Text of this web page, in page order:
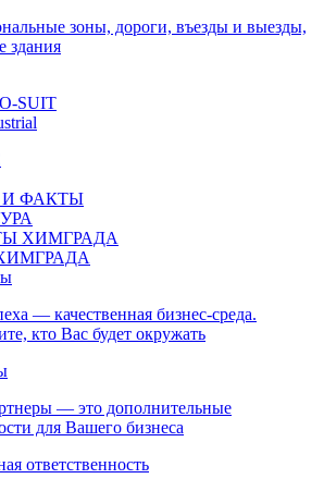
зоны, дороги, въезды и выезды,
здания
SUIT
ФАКТЫ
ХИМГРАДА
— качественная бизнес-среда.
кто Вас будет окружать
— это дополнительные
для Вашего бизнеса
ответственность